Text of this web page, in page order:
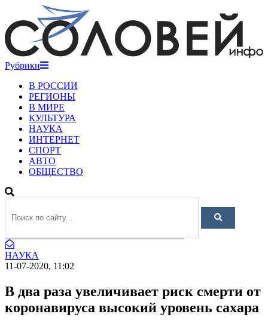
Рубрики
В РОССИИ
РЕГИОНЫ
В МИРЕ
КУЛЬТУРА
НАУКА
ИНТЕРНЕТ
СПОРТ
АВТО
ОБЩЕСТВО
НАУКА
11-07-2020, 11:02
В два раза увеличивает риск смерти от
коронавируса высокий уровень сахара